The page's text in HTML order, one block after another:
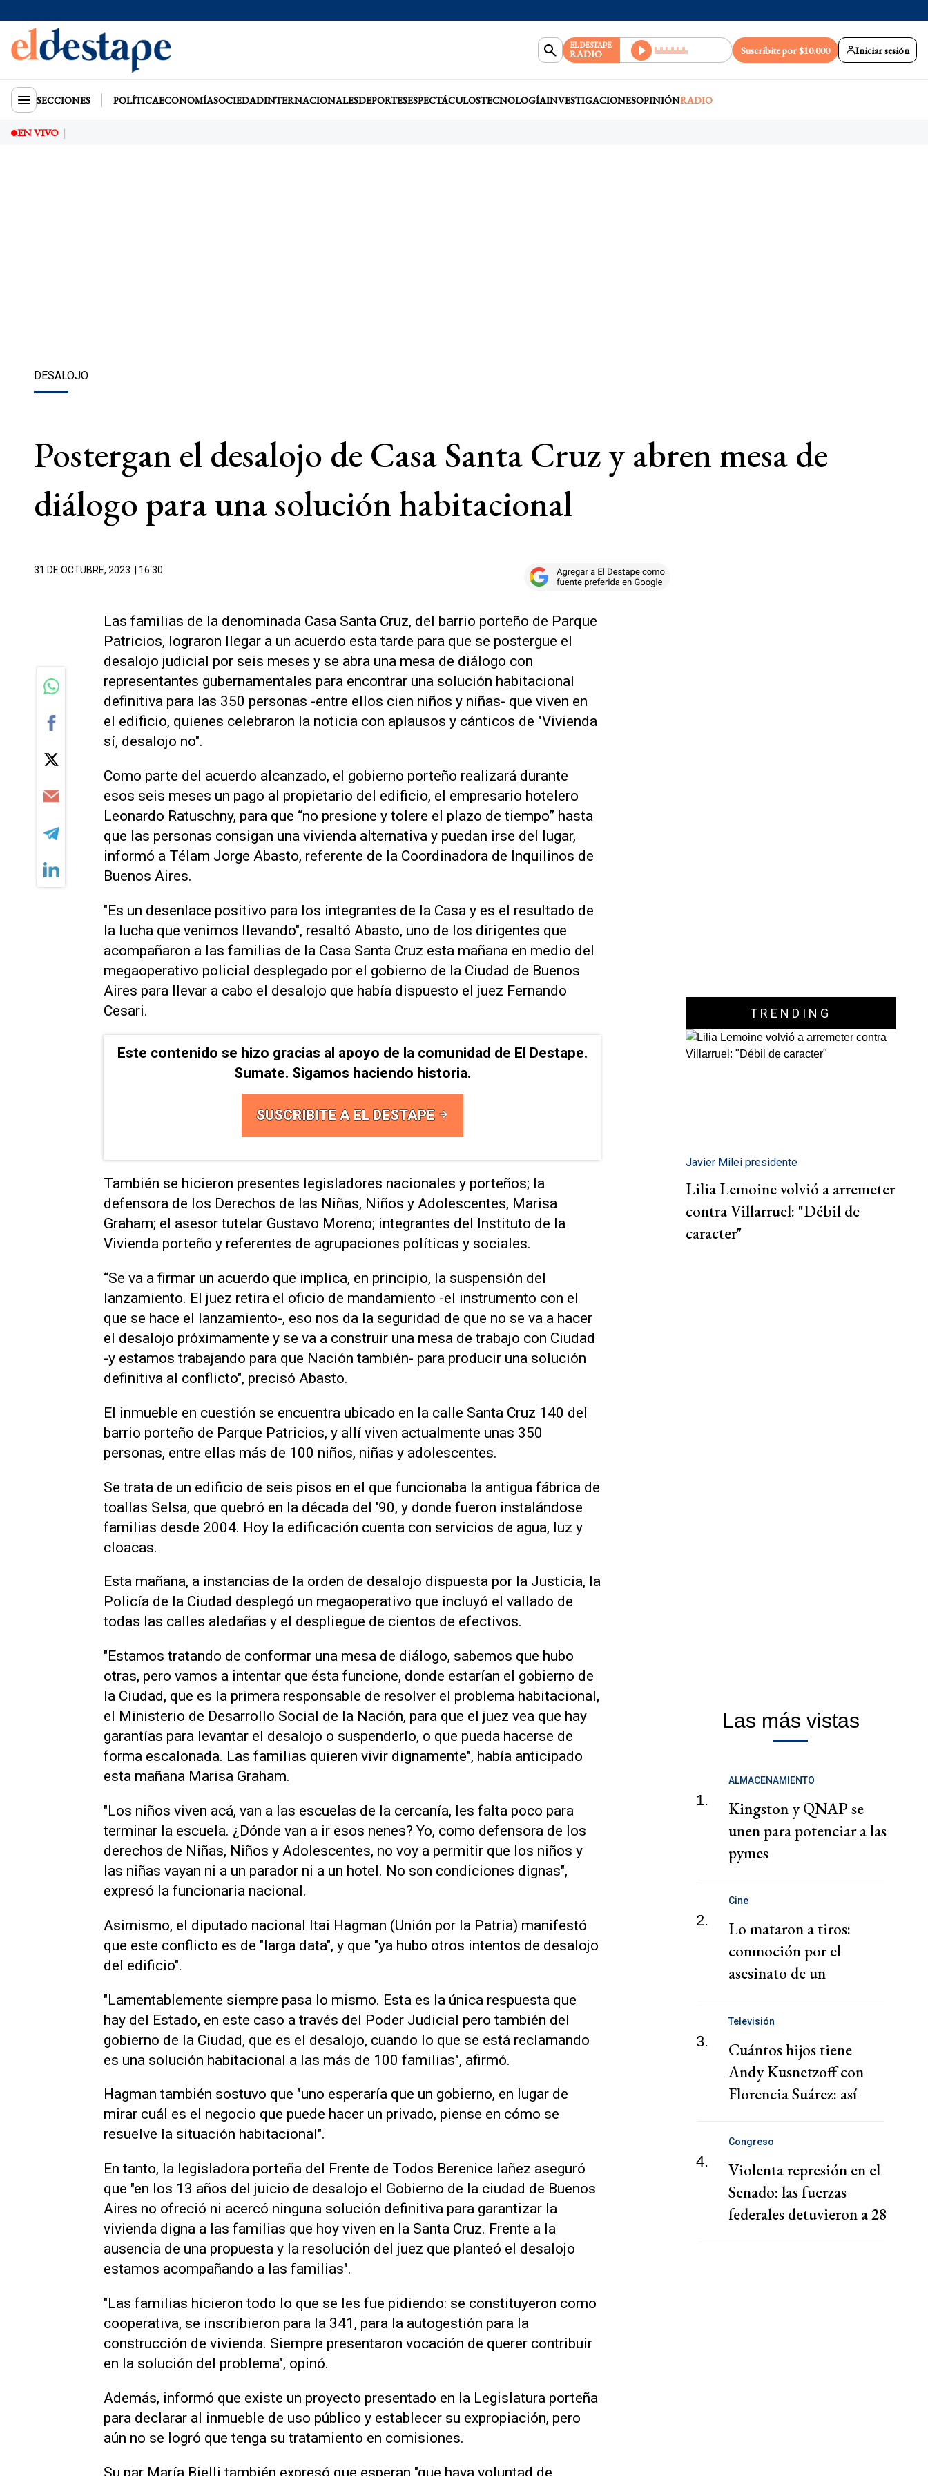
EL DESTAPE
RADIO Suscribite por $10.000 Iniciar sesión
SECCIONES POLÍTICAECONOMÍASOCIEDADINTERNACIONALESDEPORTESESPECTÁCULOSTECNOLOGÍAINVESTIGACIONESOPINIÓNRADIO
EN VIVO
DESALOJO
Postergan el desalojo de Casa Santa Cruz y abren mesa de
diálogo para una solución habitacional
31 DE OCTUBRE, 2023 | 16.30
Las familias de la denominada Casa Santa Cruz, del barrio porteño de Parque
Patricios, lograron llegar a un acuerdo esta tarde para que se postergue el
desalojo judicial por seis meses y se abra una mesa de diálogo con
representantes gubernamentales para encontrar una solución habitacional
definitiva para las 350 personas -entre ellos cien niños y niñas- que viven en
el edificio, quienes celebraron la noticia con aplausos y cánticos de "Vivienda
sí, desalojo no".
Como parte del acuerdo alcanzado, el gobierno porteño realizará durante
esos seis meses un pago al propietario del edificio, el empresario hotelero
Leonardo Ratuschny, para que “no presione y tolere el plazo de tiempo” hasta
que las personas consigan una vivienda alternativa y puedan irse del lugar,
informó a Télam Jorge Abasto, referente de la Coordinadora de Inquilinos de
Buenos Aires.
"Es un desenlace positivo para los integrantes de la Casa y es el resultado de
la lucha que venimos llevando", resaltó Abasto, uno de los dirigentes que
acompañaron a las familias de la Casa Santa Cruz esta mañana en medio del
megaoperativo policial desplegado por el gobierno de la Ciudad de Buenos
Aires para llevar a cabo el desalojo que había dispuesto el juez Fernando
Cesari.
Este contenido se hizo gracias al apoyo de la comunidad de El Destape.
Sumate. Sigamos haciendo historia.
SUSCRIBITE A EL DESTAPE
También se hicieron presentes legisladores nacionales y porteños; la
defensora de los Derechos de las Niñas, Niños y Adolescentes, Marisa
Graham; el asesor tutelar Gustavo Moreno; integrantes del Instituto de la
Vivienda porteño y referentes de agrupaciones políticas y sociales.
“Se va a firmar un acuerdo que implica, en principio, la suspensión del
lanzamiento. El juez retira el oficio de mandamiento -el instrumento con el
que se hace el lanzamiento-, eso nos da la seguridad de que no se va a hacer
el desalojo próximamente y se va a construir una mesa de trabajo con Ciudad
-y estamos trabajando para que Nación también- para producir una solución
definitiva al conflicto", precisó Abasto.
El inmueble en cuestión se encuentra ubicado en la calle Santa Cruz 140 del
barrio porteño de Parque Patricios, y allí viven actualmente unas 350
personas, entre ellas más de 100 niños, niñas y adolescentes.
Se trata de un edificio de seis pisos en el que funcionaba la antigua fábrica de
toallas Selsa, que quebró en la década del '90, y donde fueron instalándose
familias desde 2004. Hoy la edificación cuenta con servicios de agua, luz y
cloacas.
Esta mañana, a instancias de la orden de desalojo dispuesta por la Justicia, la
Policía de la Ciudad desplegó un megaoperativo que incluyó el vallado de
todas las calles aledañas y el despliegue de cientos de efectivos.
"Estamos tratando de conformar una mesa de diálogo, sabemos que hubo
otras, pero vamos a intentar que ésta funcione, donde estarían el gobierno de
la Ciudad, que es la primera responsable de resolver el problema habitacional,
el Ministerio de Desarrollo Social de la Nación, para que el juez vea que hay
garantías para levantar el desalojo o suspenderlo, o que pueda hacerse de
forma escalonada. Las familias quieren vivir dignamente", había anticipado
esta mañana Marisa Graham.
"Los niños viven acá, van a las escuelas de la cercanía, les falta poco para
terminar la escuela. ¿Dónde van a ir esos nenes? Yo, como defensora de los
derechos de Niñas, Niños y Adolescentes, no voy a permitir que los niños y
las niñas vayan ni a un parador ni a un hotel. No son condiciones dignas",
expresó la funcionaria nacional.
Asimismo, el diputado nacional Itai Hagman (Unión por la Patria) manifestó
que este conflicto es de "larga data", y que "ya hubo otros intentos de desalojo
del edificio".
"Lamentablemente siempre pasa lo mismo. Esta es la única respuesta que
hay del Estado, en este caso a través del Poder Judicial pero también del
gobierno de la Ciudad, que es el desalojo, cuando lo que se está reclamando
es una solución habitacional a las más de 100 familias", afirmó.
Hagman también sostuvo que "uno esperaría que un gobierno, en lugar de
mirar cuál es el negocio que puede hacer un privado, piense en cómo se
resuelve la situación habitacional".
En tanto, la legisladora porteña del Frente de Todos Berenice Iañez aseguró
que "en los 13 años del juicio de desalojo el Gobierno de la ciudad de Buenos
Aires no ofreció ni acercó ninguna solución definitiva para garantizar la
vivienda digna a las familias que hoy viven en la Santa Cruz. Frente a la
ausencia de una propuesta y la resolución del juez que planteó el desalojo
estamos acompañando a las familias".
"Las familias hicieron todo lo que se les fue pidiendo: se constituyeron como
cooperativa, se inscribieron para la 341, para la autogestión para la
construcción de vivienda. Siempre presentaron vocación de querer contribuir
en la solución del problema", opinó.
Además, informó que existe un proyecto presentado en la Legislatura porteña
para declarar al inmueble de uso público y establecer su expropiación, pero
aún no se logró que tenga su tratamiento en comisiones.
Su par María Bielli también expresó que esperan "que haya voluntad de
TRENDING
Javier Milei presidente
Lilia Lemoine volvió a arremeter
contra Villarruel: "Débil de
caracter"
Las más vistas
1.
ALMACENAMIENTO
Kingston y QNAP se
unen para potenciar a las
pymes
2.
Cine
Lo mataron a tiros:
conmoción por el
asesinato de un
47 años
3.
Televisión
Cuántos hijos tiene
Andy Kusnetzoff con
Florencia Suárez: así
4.
Congreso
Violenta represión en el
Senado: las fuerzas
federales detuvieron a 28